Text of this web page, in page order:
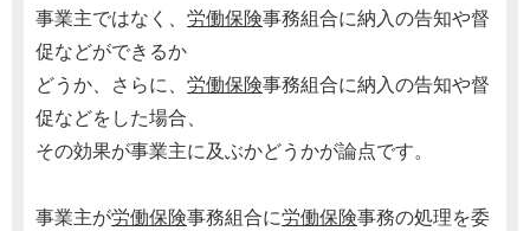
事業主ではなく、 労働保険事務組合に納入の告知や督
促などができるか
どうか、さらに、 労働保険事務組合に納入の告知や督
促などをした場合、
その効果が事業主に及ぶかどうかが論点です。
事業主が労働保険事務組合に労働保険事務の処理を委